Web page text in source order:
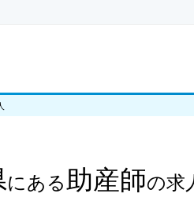
にある助産師の求